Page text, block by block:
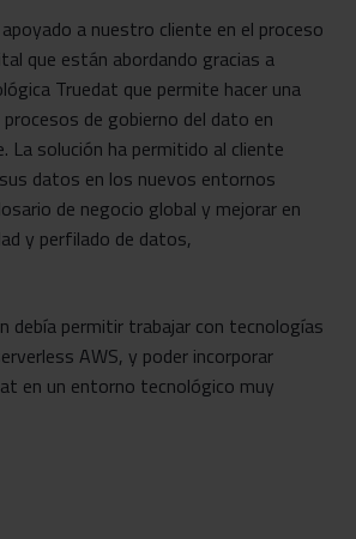
a nuestro cliente en el proceso
que están abordando gracias a
Truedat que permite hacer una
de gobierno del dato en
La solución ha permitido al cliente
datos en los nuevos entornos
de negocio global y mejorar en
y perfilado de datos,
debía permitir trabajar con tecnologías
AWS, y poder incorporar
en un entorno tecnológico muy